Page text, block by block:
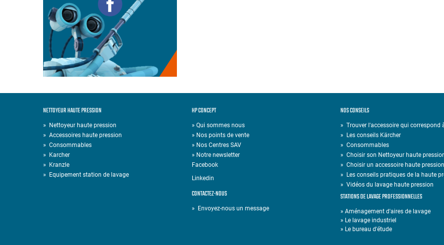
NETTOYEUR HAUTE PRESSION
» Nettoyeur haute pression
» Accessoires haute pression
» Consommables
» Karcher
» Kranzle
» Equipement station de lavage
HP CONCEPT
» Qui sommes nous
» Nos points de vente
» Nos Centres SAV
» Notre newsletter
Facebook
Linkedin
CONTACTEZ-NOUS
» Envoyez-nous un message
NOS CONSEILS
» Trouver l'accessoire qui correspond
» Les conseils Kärcher
» Consommables
» Choisir son Nettoyeur haute
» Choisir un accessoire haute
» Les conseils pratiques de la haute
» Vidéos du lavage haute pression
STATIONS DE LAVAGE PROFESSIONNELLES
» Aménagement d'aires de lavage
» Le lavage industriel
» Le bureau d'étude